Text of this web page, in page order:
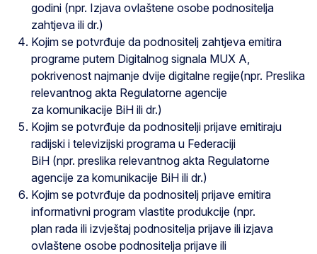
godini (npr. Izjava ovlaštene osobe podnositelja
zahtjeva ili dr.)
Kojim se potvrđuje da podnositelj zahtjeva emitira
programe putem Digitalnog signala MUX A,
pokrivenost najmanje dvije digitalne regije(npr. Preslika
relevantnog akta Regulatorne agencije
za komunikacije BiH ili dr.)
Kojim se potvrđuje da podnositelji prijave emitiraju
radijski i televizijski programa u Federaciji
BiH (npr. preslika relevantnog akta Regulatorne
agencije za komunikacije BiH ili dr.)
Kojim se potvrđuje da podnositelj prijave emitira
informativni program vlastite produkcije (npr.
plan rada ili izvještaj podnositelja prijave ili izjava
ovlaštene osobe podnositelja prijave ili